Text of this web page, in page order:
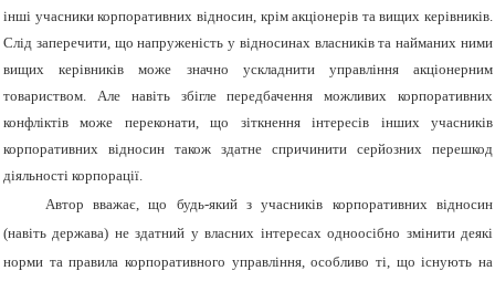
інші учасники корпоративних відносин, крім акціонерів та вищих керівників.
Слід заперечити, що напруженість у відносинах власників та найманих ними
вищих керівників може значно ускладнити управління акціонерним
товариством. Але навіть збігле передбачення можливих корпоративних
конфліктів може переконати, що зіткнення інтересів інших учасників
корпоративних відносин також здатне спричинити серйозних перешкод
діяльності корпорації.
Автор вважає, що будь-який з учасників корпоративних відносин
(навіть держава) не здатний у власних інтересах одноосібно змінити деякі
норми та правила корпоративного управління, особливо ті, що існують на